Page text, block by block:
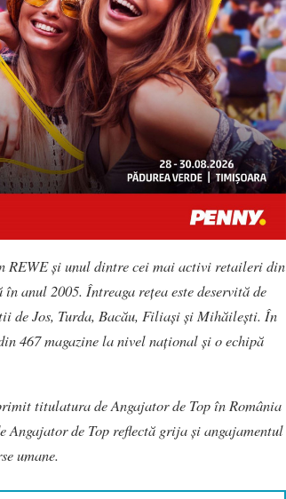
REWE și unul dintre cei mai activi retaileri din
anul 2005. Întreaga rețea este deservită de
de Jos, Turda, Bacău, Filiași și Mihăilești. În
467 magazine la nivel național și o echipă
titulatura de Angajator de Top în România
de Top reflectă grija și angajamentul
umane.